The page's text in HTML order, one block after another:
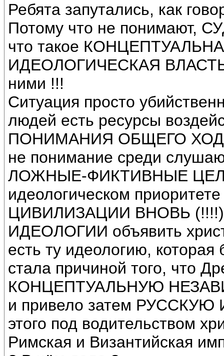
Ребята запутались, как
Потому что не
что такое
ИДЕОЛОГИЧЕСКАЯ ВЛАСТЬ
ними !!!
Ситуация просто
людей есть ресурсы
ПОНИМАНИЯ ОБЩЕГО ХОДА
не понимание среди
ЛОЖНЫЕ-ФИКТИВНЫЕ
идеологическом
ЦИВИЛИЗАЦИИ ВНОВЬ (!!!!)
ИДЕОЛОГИИ объявить
есть ту идеологию,
стала причиной того, что
КОНЦЕПТУАЛЬНУЮ
и привело затем РУССКУЮ
этого под водительством
Римская и Византийская